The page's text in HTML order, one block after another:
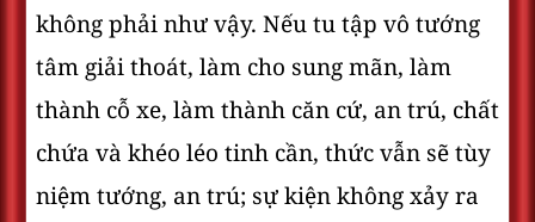
không phải như vậy. Nếu tu tập vô tướng
tâm giải thoát, làm cho sung mãn, làm
thành cỗ xe, làm thành căn cứ, an trú, chất
chứa và khéo léo tinh cần, thức vẫn sẽ tùy
niệm tướng, an trú; sự kiện không xảy ra